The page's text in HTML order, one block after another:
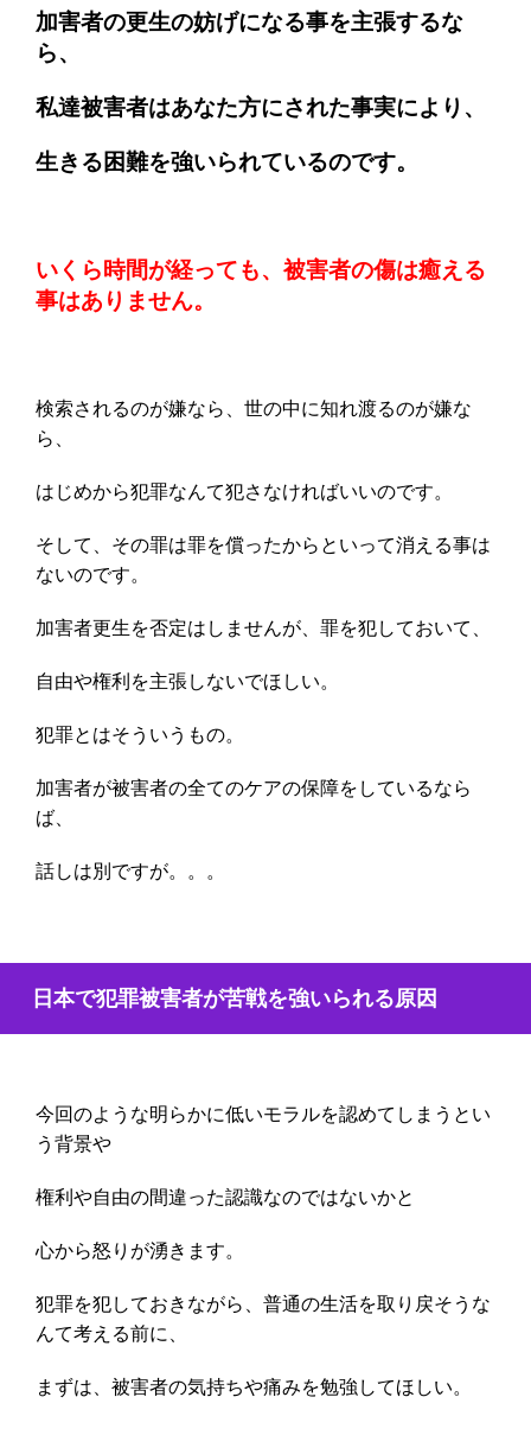
加害者の更生の妨げになる事を主張するな
ら、
私達被害者はあなた方にされた事実により、
生きる困難を強いられているのです。
いくら時間が経っても、被害者の傷は癒える
事はありません。
検索されるのが嫌なら、世の中に知れ渡るのが嫌な
ら、
はじめから犯罪なんて犯さなければいいのです。
そして、その罪は罪を償ったからといって消える事は
ないのです。
加害者更生を否定はしませんが、罪を犯しておいて、
自由や権利を主張しないでほしい。
犯罪とはそういうもの。
加害者が被害者の全てのケアの保障をしているなら
ば、
話しは別ですが。。。
日本で犯罪被害者が苦戦を強いられる原因
今回のような明らかに低いモラルを認めてしまうとい
う背景や
権利や自由の間違った認識なのではないかと
心から怒りが湧きます。
犯罪を犯しておきながら、普通の生活を取り戻そうな
んて考える前に、
まずは、被害者の気持ちや痛みを勉強してほしい。